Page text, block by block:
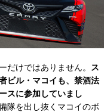
だけではありません。
ス
ビル・マコイも、禁酒法
スに参加していまし
隊を出し抜くマコイのボ